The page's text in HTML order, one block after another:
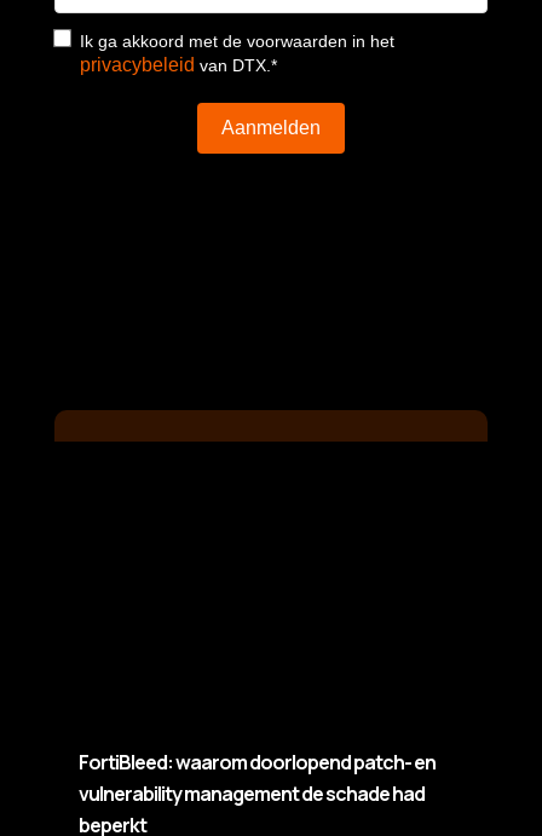
Ik ga akkoord met de voorwaarden in het
privacybeleid van DTX.*
Aanmelden
L
FortiBleed: waarom doorlopend patch- en
vulnerability management de schade had
beperkt